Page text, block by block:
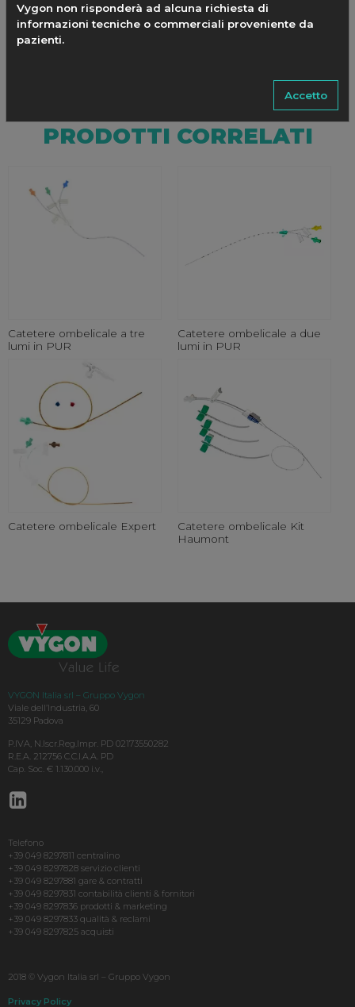
Vygon non risponderà ad alcuna richiesta di
informazioni tecniche o commerciali proveniente da
pazienti.
Accetto
PRODOTTI CORRELATI
Catetere ombelicale a tre
lumi in PUR
Catetere ombelicale a due
lumi in PUR
Catetere ombelicale Expert
Catetere ombelicale Kit
Haumont
VYGON Italia srl – Gruppo Vygon
Viale dell’Industria, 60
35129 Padova
P.IVA, N.Iscr.Reg.Impr. PD 02173550282
R.E.A. 212756 C.C.I.A.A. PD
Cap. Soc. € 1.130.000 i.v.,
Telefono
+39 049 8297811 centralino
+39 049 8297828 servizio clienti
+39 049 8297881 gare & contratti
+39 049 8297831 contabilità clienti & fornitori
+39 049 8297836 prodotti & marketing
+39 049 8297833 qualità & reclami
+39 049 8297825 acquisti
2018 © Vygon Italia srl – Gruppo Vygon
Privacy Policy